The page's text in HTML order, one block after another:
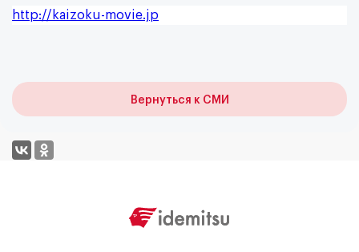
http://kaizoku-movie.jp
Вернуться к СМИ